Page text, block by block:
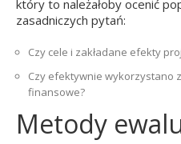
który to należałoby ocenić
zasadniczych pytań:
Czy cele i zakładane efekty
Czy efektywnie wykorzystano
finansowe?
Metody